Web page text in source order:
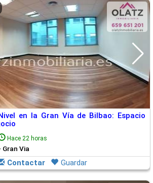
en la Gran Vía de Bilbao: Espacio
Hace 22 horas
Gran Via
Contactar Guardar